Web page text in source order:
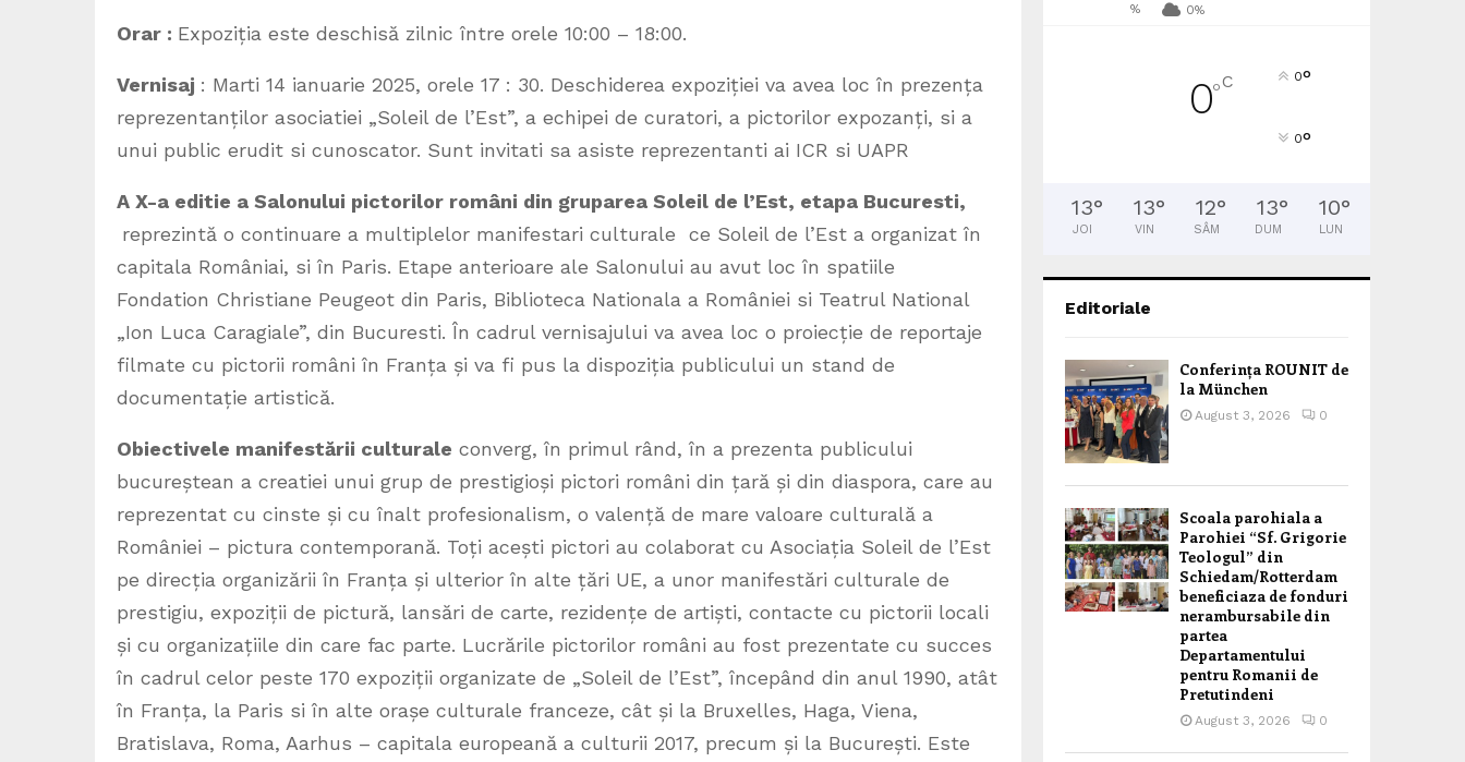
Orar : Expoziția este deschisă zilnic între orele 10:00 – 18:00.
Vernisaj : Marti 14 ianuarie 2025, orele 17 : 30. Deschiderea expoziției va avea loc în prezența
reprezentanților asociatiei „Soleil de l’Est”, a echipei de curatori, a pictorilor expozanți, si a
unui public erudit si cunoscator. Sunt invitati sa asiste reprezentanti ai ICR si UAPR
A X-a editie a Salonului pictorilor români din gruparea Soleil de l’Est, etapa Bucuresti,
reprezintă o continuare a multiplelor manifestari culturale ce Soleil de l’Est a organizat în
capitala Româniai, si în Paris. Etape anterioare ale Salonului au avut loc în spatiile
Fondation Christiane Peugeot din Paris, Biblioteca Nationala a României si Teatrul National
„Ion Luca Caragiale”, din Bucuresti. În cadrul vernisajului va avea loc o proiecție de reportaje
filmate cu pictorii români în Franța și va fi pus la dispoziția publicului un stand de
documentație artistică.
Obiectivele manifestării culturale converg, în primul rând, în a prezenta publicului
bucureștean a creatiei unui grup de prestigioși pictori români din țară și din diaspora, care au
reprezentat cu cinste și cu înalt profesionalism, o valență de mare valoare culturală a
României – pictura contemporană. Toți acești pictori au colaborat cu Asociația Soleil de l’Est
pe direcția organizării în Franța și ulterior în alte țări UE, a unor manifestări culturale de
prestigiu, expoziții de pictură, lansări de carte, rezidențe de artiști, contacte cu pictorii locali
și cu organizațiile din care fac parte. Lucrările pictorilor români au fost prezentate cu succes
în cadrul celor peste 170 expoziții organizate de „Soleil de l’Est”, începând din anul 1990, atât
în Franța, la Paris si în alte orașe culturale franceze, cât și la Bruxelles, Haga, Viena,
Bratislava, Roma, Aarhus – capitala europeană a culturii 2017, precum și la București. Este
% 0%
0°C 0°
0°
13°
JOI
13°
VIN
12°
SÂM
13°
DUM
10°
LUN
Editoriale
Conferința ROUNIT de
la München
August 3, 2026 0
Scoala parohiala a
Parohiei “Sf. Grigorie
Teologul” din
Schiedam/Rotterdam
beneficiaza de fonduri
nerambursabile din
partea
Departamentului
pentru Romanii de
Pretutindeni
August 3, 2026 0